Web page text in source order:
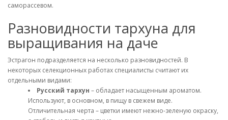
саморассевом.
Разновидности тархуна для
выращивания на даче
Эстрагон подразделяется на несколько разновидностей. В
некоторых селекционных работах специалисты считают их
отдельными видами:
Русский тархун – обладает насыщенным ароматом.
Используют, в основном, в пищу в свежем виде.
Отличительная черта – цветки имеют нежно-зеленую окраску,